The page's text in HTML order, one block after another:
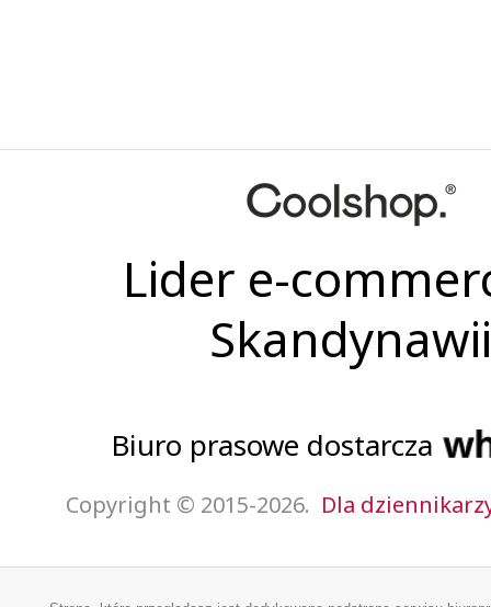
Lider e-
Skandynawii
Biuro prasowe dostarcza
Copyright © 2015-2026. Dla